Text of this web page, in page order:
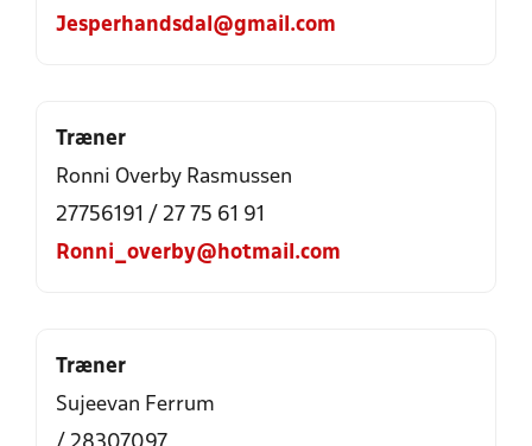
Jesperhandsdal@gmail.com
Træner
Ronni Overby Rasmussen
27756191 / 27 75 61 91
Ronni_overby@hotmail.com
Træner
Sujeevan Ferrum